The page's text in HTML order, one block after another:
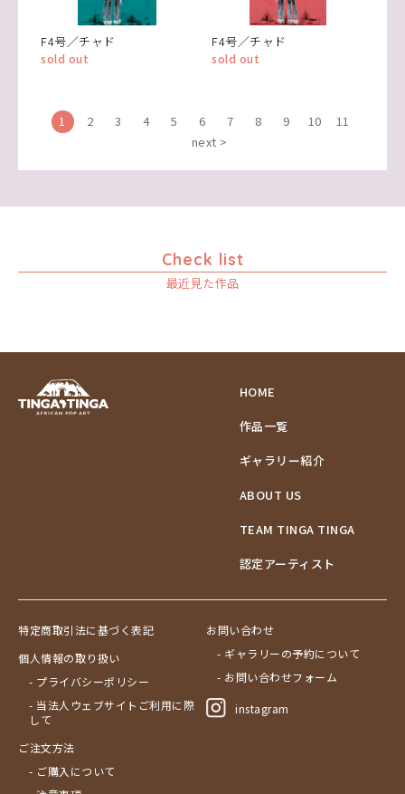
F4号／チャド
sold out
F4号／チャド
sold out
1 2 3 4 5 6 7 8 9 10
11
next >
Check list
最近見た作品
HOME
作品一覧
ギャラリー紹介
ABOUT US
TEAM TINGA TINGA
認定アーティスト
特定商取引法に基づく表記
個人情報の取り扱い
- プライバシーポリシー
- 当法人ウェブサイトご利用に際
して
ご注文方法
- ご購入について
お問い合わせ
- ギャラリーの予約について
- お問い合わせフォーム
instagram